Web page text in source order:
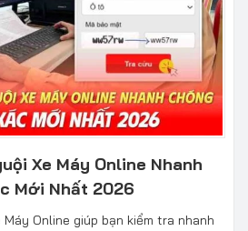
Xe Máy Online Nhanh
Mới Nhất 2026
Máy Online giúp bạn kiểm tra nhanh